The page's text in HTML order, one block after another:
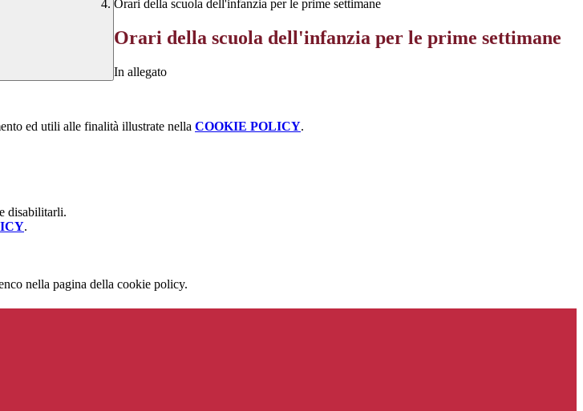
Orari della scuola dell'infanzia per le prime settimane
Orari della scuola dell'infanzia per le prime settimane
In allegato
ed utili alle finalità illustrate nella COOKIE POLICY.
disabilitarli.
.
nella pagina della cookie policy.